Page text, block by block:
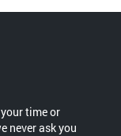
time or
never ask you